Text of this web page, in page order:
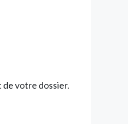
votre dossier.